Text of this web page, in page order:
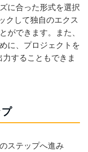
に合った形式を選択
クして独自のエクス
ができます。また、
に、プロジェクトを
することもできま
ステップへ進み